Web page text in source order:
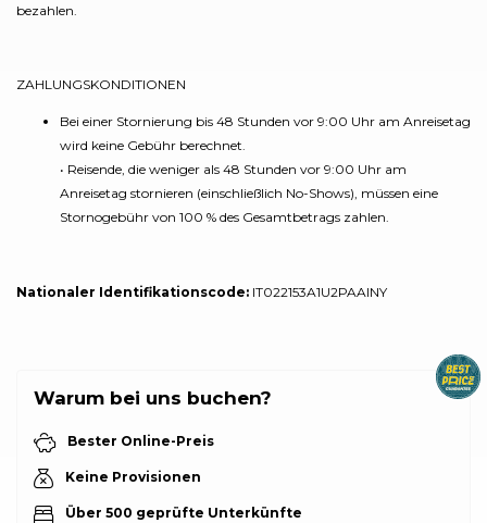
bezahlen.
ZAHLUNGSKONDITIONEN
Bei einer Stornierung bis 48 Stunden vor 9:00 Uhr am Anreisetag
wird keine Gebühr berechnet.
• Reisende, die weniger als 48 Stunden vor 9:00 Uhr am
Anreisetag stornieren (einschließlich No-Shows), müssen eine
Stornogebühr von 100 % des Gesamtbetrags zahlen.
Nationaler Identifikationscode: IT022153A1U2PAAINY
Warum bei uns buchen?
Bester Online-Preis
Keine Provisionen
Über 500 geprüfte Unterkünfte